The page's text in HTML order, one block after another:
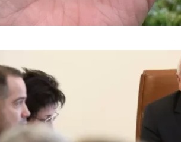
„Земеделие“ и Министерството на
икономиката.